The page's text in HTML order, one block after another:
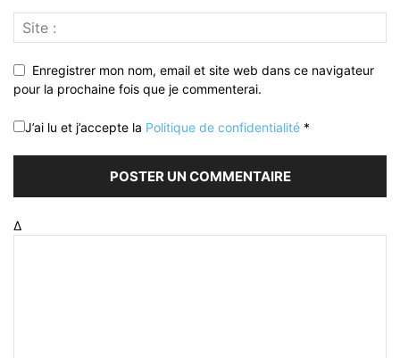
Enregistrer mon nom, email et site web dans ce navigateur
pour la prochaine fois que je commenterai.
J’ai lu et j’accepte la Politique de confidentialité *
Δ